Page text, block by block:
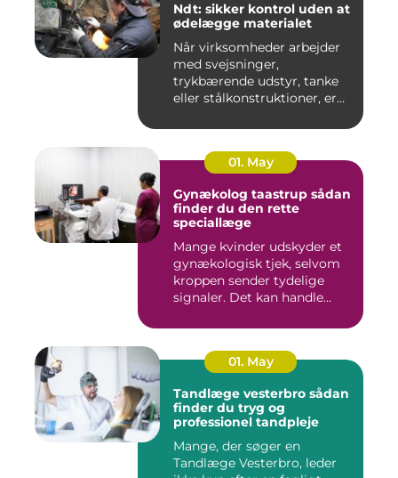
Ndt: sikker kontrol uden at
ødelægge materialet
Når virksomheder arbejder
med svejsninger,
trykbærende udstyr, tanke
eller stålkonstruktioner, er
01. May
Gynækolog taastrup sådan
finder du den rette
speciallæge
Mange kvinder udskyder et
gynækologisk tjek, selvom
kroppen sender tydelige
signaler. Det kan handle...
01. May
Tandlæge vesterbro sådan
finder du tryg og
professionel tandpleje
Mange, der søger en
Tandlæge Vesterbro, leder